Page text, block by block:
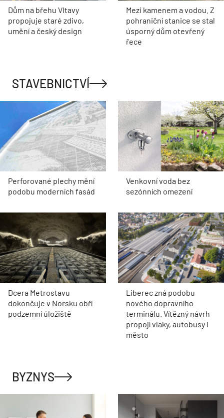
Dům na břehu Vltavy
propojuje staré zdivo,
umění a český design
Mezi kamenem a vodou. Z
pohraniční stanice se stal
úsporný dům otevřený
řece
STAVEBNICTVÍ
Perforované plechy mění
podobu moderních fasád
Venkovní voda bez
sezónních omezení
Dcera Metrostavu
dokončuje v Norsku obří
podzemní úložiště
Liberec zná podobu
nového dopravního
terminálu. Vítězný návrh
propojí vlaky, autobusy i
město
BYZNYS